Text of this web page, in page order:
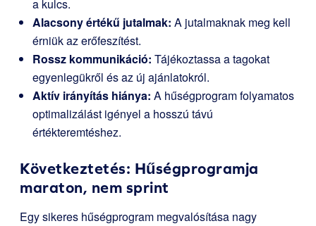
a kulcs.
Alacsony értékű jutalmak: A jutalmaknak meg kell
érniük az erőfeszítést.
Rossz kommunikáció: Tájékoztassa a tagokat
egyenlegükről és az új ajánlatokról.
Aktív irányítás hiánya: A hűségprogram folyamatos
optimalizálást igényel a hosszú távú
értékteremtéshez.
Következtetés: Hűségprogramja
maraton, nem sprint
Egy sikeres hűségprogram megvalósítása nagy